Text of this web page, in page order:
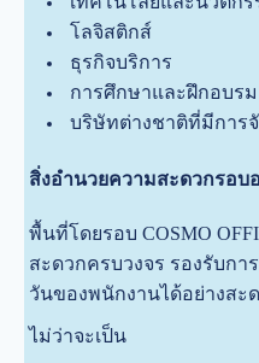
โลจิสติกส์
ธุรกิจบริการ
การศึกษาและฝึกอบรม
บริษัทต่างชาติที่มีการ
สิ่งอำนวยความสะดวกรอบ
พื้นที่โดยรอบ COSMO
สะดวกครบวงจร รองรับกา
วันของพนักงานได้อย่างสะ
ไม่ว่าจะเป็น